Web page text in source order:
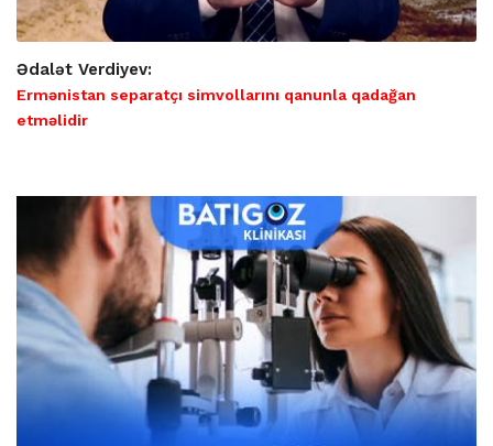
Ədalət Verdiyev:
Ermənistan separatçı simvollarını qanunla qadağan
etməlidir